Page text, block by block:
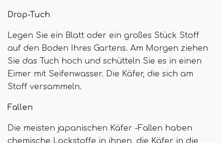
Drop-Tuch
Legen Sie ein Blatt oder ein großes Stück Stoff
auf den Boden Ihres Gartens. Am Morgen ziehen
Sie das Tuch hoch und schütteln Sie es in einen
Eimer mit Seifenwasser. Die Käfer, die sich am
Stoff versammeln.
Fallen
Die meisten japanischen Käfer -Fallen haben